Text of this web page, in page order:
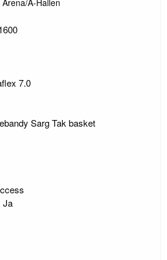
A-Hallen
7.0
Sarg Tak basket
Ja